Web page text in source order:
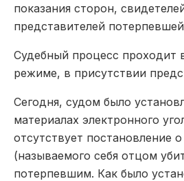
показания сторон,
представителей
Судебный процесс проходит
режиме, в присутствии
Сегодня, судом было
материалах электронного
отсутствует постановление
(называемого себя отцом
потерпевшим. Как было